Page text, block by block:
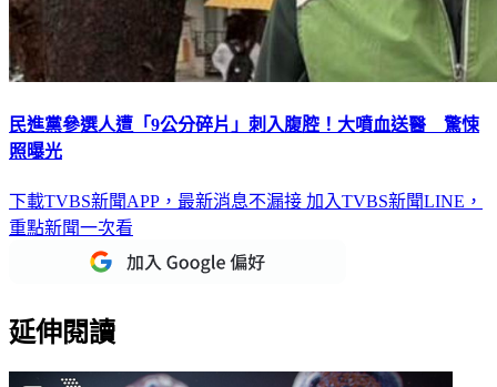
民進黨參選人遭「9公分碎片」刺入腹腔！大噴血送醫 驚悚
照曝光
下載TVBS新聞APP，最新消息不漏接 加入TVBS新聞LINE，
重點新聞一次看
延伸閱讀